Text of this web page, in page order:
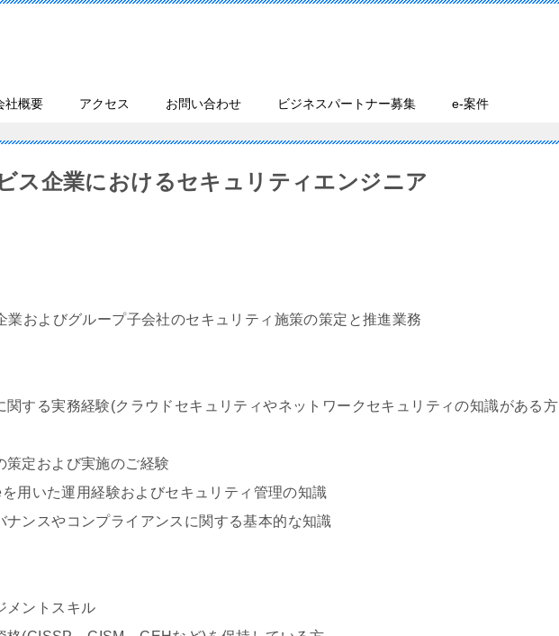
社概要 アクセス お問い合わせ ビジネスパートナー募集 e-案件
ス企業におけるセキュリティエンジニア
業およびグループ子会社のセキュリティ施策の策定と推進業務
関する実務経験(クラウドセキュリティやネットワークセキュリティの知識がある方
策定および実施のご経験
用いた運用経験およびセキュリティ管理の知識
ナンスやコンプライアンスに関する基本的な知識
メントスキル